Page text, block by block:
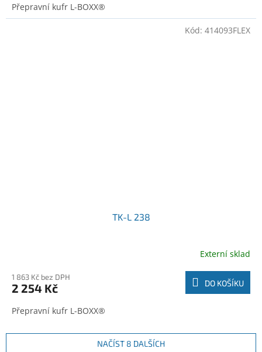
Přepravní kufr L-BOXX®
TK-L 238
Externí sklad
1 863 Kč bez DPH
2 254 Kč DO KOŠÍKU
Přepravní kufr L-BOXX®
Kód: 414093FLEX
NAČÍST 8 DALŠÍCH